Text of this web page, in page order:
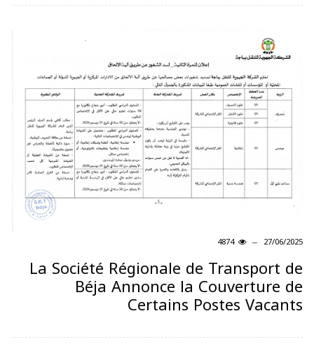
27/06/2025
4874
La Société Régionale de Transport de
Béja Annonce la Couverture de
Certains Postes Vacants